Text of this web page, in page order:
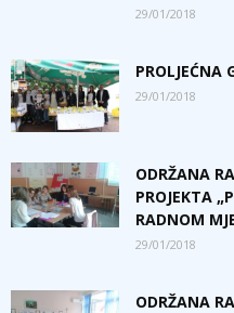
29/01/2018
PROLJEĆNA
29/01/2018
ODRŽANA
PROJEKTA
RADNOM
29/01/2018
ODRŽANA